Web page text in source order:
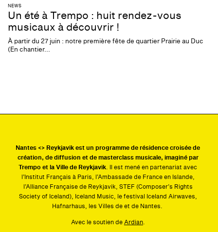
NEWS
Un été à Trempo : huit rendez-vous
musicaux à découvrir !
À partir du 27 juin : notre première fête de quartier Prairie au Duc
(En chantier...
Nantes <> Reykjavik est un programme de résidence croisée de
création, de diffusion et de masterclass musicale, imaginé par
Trempo et la Ville de Reykjavik. Il est mené en partenariat avec
l’Institut Français à Paris, l’Ambassade de France en Islande,
l’Alliance Française de Reykjavik, STEF (Composer’s Rights
Society of Iceland), Iceland Music, le festival Iceland Airwaves,
Hafnarhaus, les Villes de et de Nantes.
Avec le soutien deArdian.